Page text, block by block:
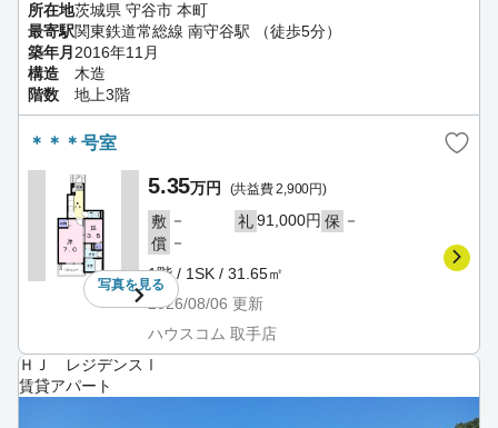
所在地茨城県 守谷市 本町
最寄駅関東鉄道常総線 南守谷駅 （徒歩5分）
築年月 2016年11月
構造
木造
階数
地上3階
＊＊＊号室
写真を見る
5.35万円 (共益費 2,900円)
敷 － 礼91,000円 保 －
償 －
1階 / 1SK / 31.65㎡
2026/08/06 更新
ハウスコム 取手店
ＨＪ レジデンスⅠ
賃貸アパート